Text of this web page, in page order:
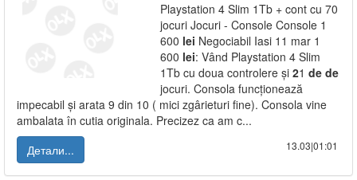
Playstation 4 Slim 1Tb + cont cu 70
jocuri Jocuri - Console Console 1
600 lei Negociabil Iasi 11 mar 1
600 lei: Vând Playstation 4 Slim
1Tb cu doua controlere și 21 de de
jocuri. Consola funcționează
impecabil și arata 9 din 10 ( mici zgârieturi fine). Consola vine
ambalata în cutia originala. Precizez ca am c...
Детали...
13.03|01:01